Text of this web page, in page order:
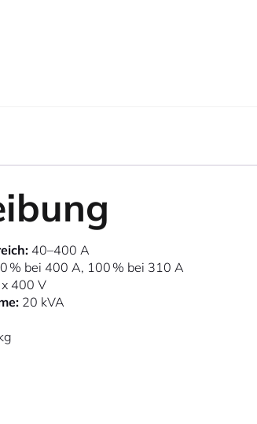
40–400 A
% bei 400 A, 100 % bei 310 A
400 V
20 kVA